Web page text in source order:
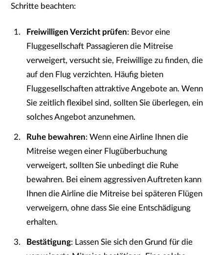
Schritte beachten:
Freiwilligen Verzicht prüfen: Bevor eine
Fluggesellschaft Passagieren die Mitreise
verweigert, versucht sie, Freiwillige zu finden, die
auf den Flug verzichten. Häufig bieten
Fluggesellschaften attraktive Angebote an. Wenn
Sie zeitlich flexibel sind, sollten Sie überlegen, ein
solches Angebot anzunehmen.
Ruhe bewahren: Wenn eine Airline Ihnen die
Mitreise wegen einer Flugüberbuchung
verweigert, sollten Sie unbedingt die Ruhe
bewahren. Bei einem aggressiven Auftreten kann
Ihnen die Airline die Mitreise bei späteren Flügen
verweigern, ohne dass Sie eine Entschädigung
erhalten.
Bestätigung: Lassen Sie sich den Grund für die